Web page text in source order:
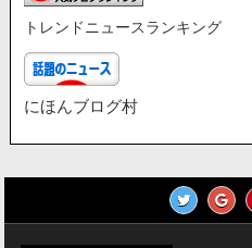
トレンドニュースランキング
にほんブログ村